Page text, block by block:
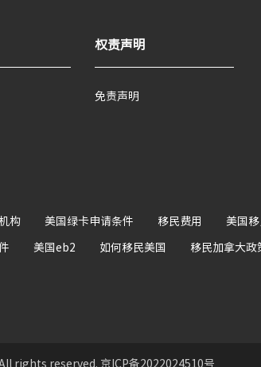
权责声明
免责声明
构 美国绿卡申请条件 移民费用 美国
美国eb2 如何移民美国 移民加拿大政
rights reserved. 京ICP备2022024510号